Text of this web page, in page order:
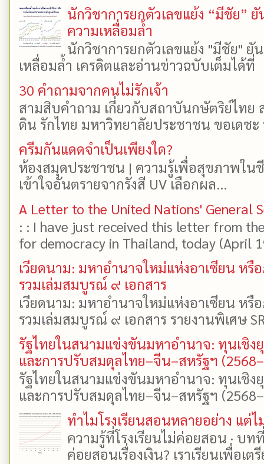
นักวิชาการยกตัวเลขแย้ง “มีชัย”
ความเหลื่อมล้ำ
นักวิชาการยกตัวเลขแย้ง "มีชัย"
เหลื่อมล้ำ เครดิตและอ่านข่าวฉบับเต็มได้
30 คำถามจากคนไม่รักเจ้า
สามสิบคำถาม เกี่ยวกับสถาบันกษัตริย์ไทย
ดิน รักไทย มหาวิทยาลัยประชาชน ขอเดช
ครีมกันแดดจำเป็นเพียงใด?
ห้องสมุดประชาชน | ความรู้เพื่อสุขภาพใน
เข้าใจอันตรายจากรังสี UV เลือกผล...
A Letter to the United Nations' General
: : I have just received this letter from
for democracy in Thailand, today (April
เวียดนาม: มหาอำนาจใหม่แห่งอาเซียน ห
รวมเล่มสมบูรณ์ ๙ เอกสาร
เวียดนาม: มหาอำนาจใหม่แห่งอาเซียน ห
รวมเล่มสมบูรณ์ ๙ เอกสาร รายงานพิเศษ
รัฐไทยในสนามแข่งขันมหาอำนาจ: ทุนเชิง
และการปรับสมดุลไทย–จีน–สหรัฐฯ
รัฐไทยในสนามแข่งขันมหาอำนาจ: ทุนเชิง
และการปรับสมดุลไทย–จีน–สหรัฐฯ
ทำไมโรงเรียนสอนหลายอย่าง แต่ไ
ความรู้ที่โรงเรียนไม่ค่อยสอน · บ
ค่อยสอนเรื่องเงิน? เราเรียนเพื่อเต